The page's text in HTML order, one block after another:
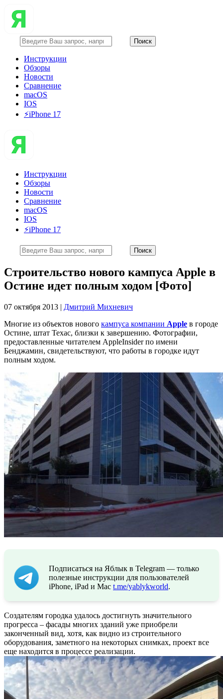
Инструкции
Обзоры
Новости
Сравнение
macOS
IOS
⚡️iPhone 17
Инструкции
Обзоры
Новости
Сравнение
macOS
IOS
⚡️iPhone 17
Строительство нового кампуса Apple в
Остине идет полным ходом [Фото]
07 октября 2013 | Дмитрий Михневич
Многие из объектов нового кампуса компании Apple в городе
Остине, штат Техас, близки к завершению. Фотографии,
предоставленные читателем AppleInsider по имени
Бенджамин, свидетельствуют, что работы в городке идут
полным ходом.
Подписаться на Яблык в Telegram — только
полезные инструкции для пользователей
iPhone, iPad и Mac t.me/yablykworld.
Создателям городка удалось достигнуть значительного
прогресса – фасады многих зданий уже приобрели
законченный вид, хотя, как видно из строительного
оборудования, заметного на некоторых снимках, проект все
еще находится в процессе реализации.